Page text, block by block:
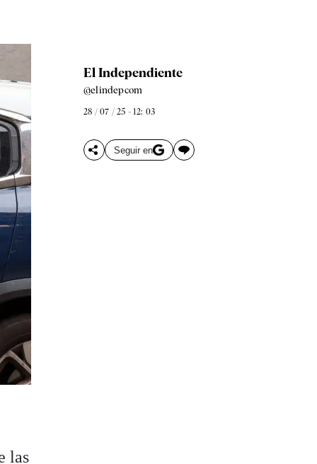
El Independiente
@elindepcom
28 / 07 / 25 - 12: 03
Seguir en
las